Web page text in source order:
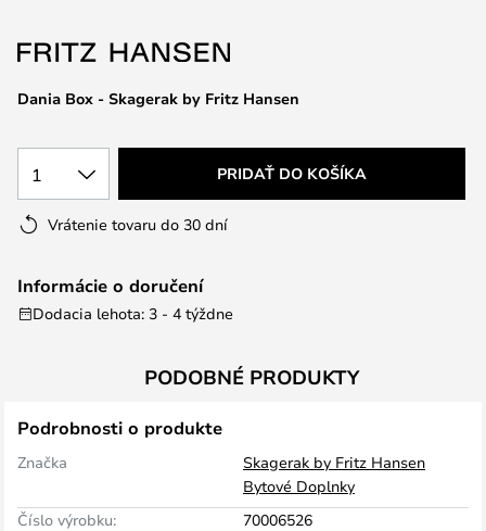
obrázkov
Dania Box - Skagerak by Fritz Hansen
1 PRIDAŤ DO KOŠÍKA
Vrátenie tovaru do 30 dní
Informácie o doručení
Dodacia lehota: 3 - 4 týždne
PODOBNÉ PRODUKTY
Podrobnosti o produkte
Značka
Skagerak by Fritz Hansen
Bytové Doplnky
Číslo výrobku:
70006526